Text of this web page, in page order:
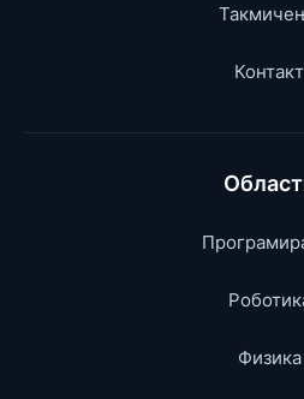
Контакт
Физика